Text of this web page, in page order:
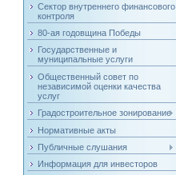
Сектор внутреннего финансового
контроля
80-ая годовщина Победы
Государственные и
муниципальные услуги
Общественный совет по
независимой оценки качества
услуг
Градостроительное зонирование
Нормативные акты
Публичные слушания
Информация для инвесторов